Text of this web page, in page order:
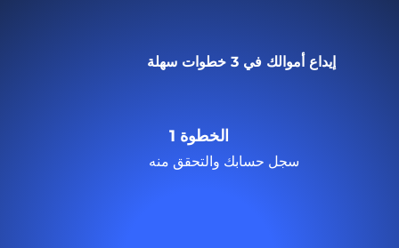
إيداع أموالك في 3 خطوات سهلة
الخطوة 1
سجل حسابك والتحقق منه